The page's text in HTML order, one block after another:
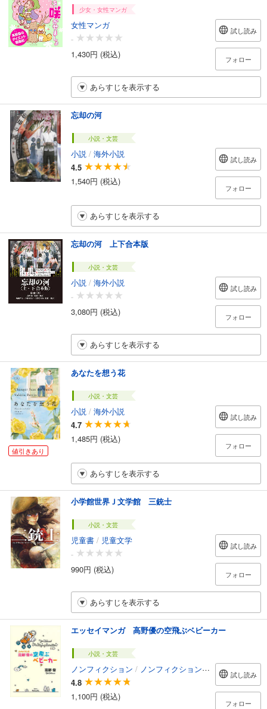
少女・女性マンガ
女性マンガ
-
1,430円 (税込)
試し読み
フォロー
あらすじを表示する
忘却の河
小説・文芸
小説 / 海外小説
4.5
1,540円 (税込)
試し読み
フォロー
あらすじを表示する
忘却の河 上下合本版
小説・文芸
小説 / 海外小説
-
3,080円 (税込)
試し読み
フォロー
あらすじを表示する
値引きあり
あなたを想う花
小説・文芸
小説 / 海外小説
4.7
1,485円 (税込)
試し読み
フォロー
あらすじを表示する
小学館世界Ｊ文学館 三銃士
小説・文芸
児童書 / 児童文学
-
990円 (税込)
試し読み
フォロー
あらすじを表示する
エッセイマンガ 高野優の空飛ぶベビーカー
小説・文芸
ノンフィクション / ノンフィクション・ドキュメンタリー
4.8
1,100円 (税込)
試し読み
フォロー